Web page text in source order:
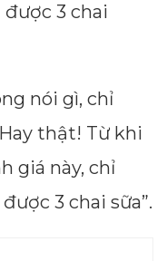
3 chai
nói gì, chỉ
thật! Từ khi
giá này, chỉ
3 chai sữa”.